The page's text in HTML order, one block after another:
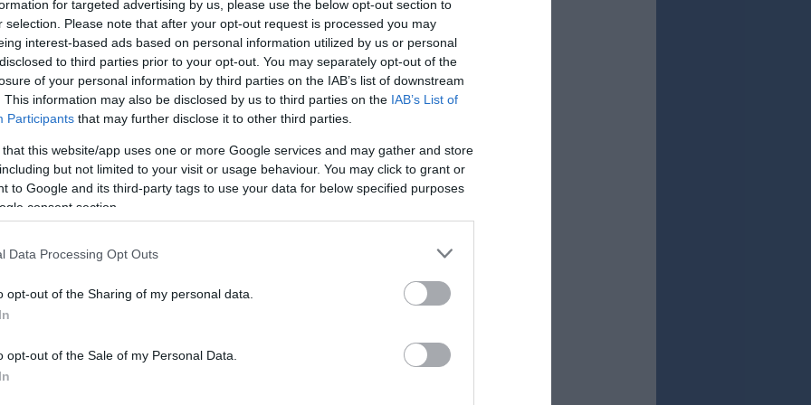
for targeted advertising by us, please use the below opt-out section to
selection. Please note that after your opt-out request is processed you may
interest-based ads based on personal information utilized by us or personal
to third parties prior to your opt-out. You may separately opt-out of the
of your personal information by third parties on the IAB’s list of downstream
This information may also be disclosed by us to third parties on the IAB’s List of
Participants that may further disclose it to other third parties.
that this website/app uses one or more Google services and may gather and store
but not limited to your visit or usage behaviour. You may click to grant or
to Google and its third-party tags to use your data for below specified purposes
consent section.
Data Processing Opt Outs
opt-out of the Sharing of my personal data.
opt-out of the Sale of my Personal Data.
a vizsgált kérdések tényszerű és szakmai
értékelését segítse. Ennek szellemében készült el a
a Freedom House 2023. évi internetszabadságról
(Freedom on the Net).
a jelentés szakmai értékét a korábbi évekhez
hiányosságok és tárgyi tévedések csökkentik.
100-ból 69 pontos, "részben szabad"
eredmény ezúttal is egyetlen személy, a Társaság
civil szervezet munkatársának értékelésén
a szöveges jelentés szerzője is - írták.
- például az internethez való hozzáféréssel,
érvényesítésével vagy a távközlési piacra való
a hivatkozott források jelentős részben a
szervezetektől származnak, továbbá ezúttal is
álláspontok bemutatása nélkül közöl a
tényekkel alá nem támasztott véleményeket.
miszerint a "politikai befolyás alatt álló
erodálta a médiapluralizmust és
Magyarországon - olvasható a közleményben.